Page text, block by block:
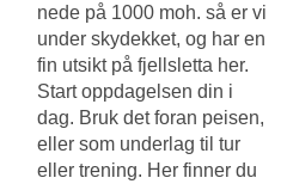
nede på 1000 moh. så er vi
under skydekket, og har en
fin utsikt på fjellsletta her.
Start oppdagelsen din i
dag. Bruk det foran peisen,
eller som underlag til tur
eller trening. Her finner du